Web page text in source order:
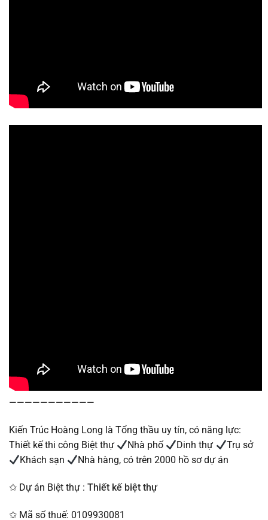
———————————
Kiến Trúc Hoàng Long là Tổng thầu uy tín, có năng lực:
Thiết kế thi công Biệt thự
Nhà phố Dinh thự
Trụ sở
Khách sạn
Nhà hàng, có trên 2000 hồ sơ dự án
✩ Dự án Biệt thự : Thiết kế biệt thự
✩ Mã số thuế: 0109930081